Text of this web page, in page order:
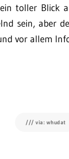
toller Blick
sein, aber
vor allem
/// via: whudat